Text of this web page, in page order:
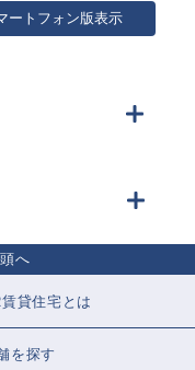
ートフォン版表示
へ
賃貸住宅とは
を探す